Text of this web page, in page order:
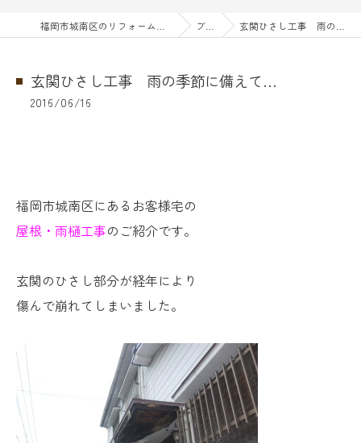
ブログ 玄関ひさし工事 雨の季節に備えて…
玄関ひさし工事 雨の季節に備えて…
2016/06/16
福岡市城南区にあるお客様宅の
屋根・雨樋工事のご紹介です。
玄関のひさし部分が経年により
傷んで崩れてしまいました。